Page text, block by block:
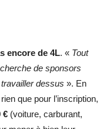
encore de 4L. « Tout
de sponsors
dessus ». En
que pour l’inscription,
€ (voiture, carburant,